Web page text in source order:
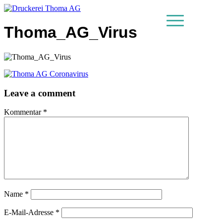
Thoma_AG_Virus
Leave a comment
Kommentar *
Name *
E-Mail-Adresse *